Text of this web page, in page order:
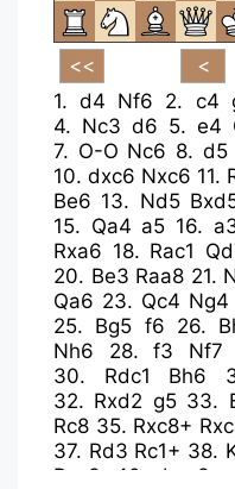
1.d4 Nf6 2. c4
4. Nc3 d6 5. e4
7. O-O Nc6 8. d5
10. dxc6 Nxc6 11.
Be6 13. Nd5
15. Qa4 a5 16.
Rxa6 18. Rac1
20. Be3 Raa8 21.
Qa6 23. Qc4 Ng4
25. Bg5 f6 26.
Nh6
28.f3 Nf7
30. Rdc1 Bh6
32. Rxd2 g5 33.
Rc8 35. Rxc8+
37. Rd3 Rc1+ 38.
Rxc3
40. bxc3